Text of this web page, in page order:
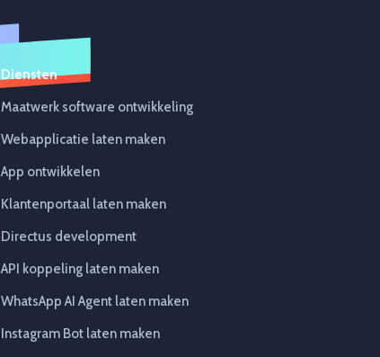
Diensten
Maatwerk software ontwikkeling
Webapplicatie laten maken
App ontwikkelen
Klantenportaal laten maken
Directus development
API koppeling laten maken
WhatsApp AI Agent laten maken
Instagram Bot laten maken